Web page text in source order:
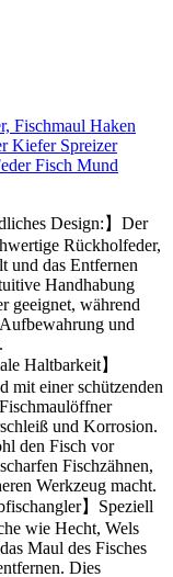
Fischmaul Haken
Kiefer Spreizer
Fisch Mund
Design:】Der
Rückholfeder,
und das Entfernen
Handhabung
geeignet, während
und
Haltbarkeit】
mit einer schützenden
und Korrosion.
den Fisch vor
Fischzähnen,
Werkzeug macht.
】Speziell
wie Hecht, Wels
Maul des Fisches
Dies